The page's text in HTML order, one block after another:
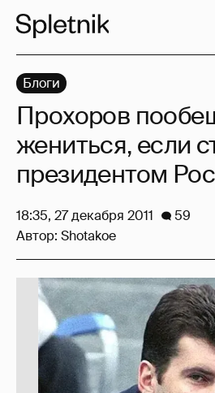
Блоги
Прохоров
жениться, если
президентом
18:35, 27 декабря 2011
59
Автор: Shotakoe